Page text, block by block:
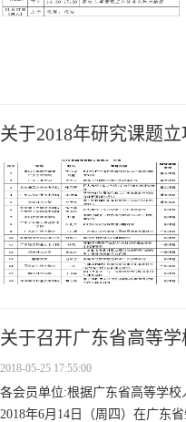
关于2018年研究课题立
关于召开广东省高等
2018-05-25 17:55:00
各会员单位:根据广东省高等学
2018年6月14日（周四）在广东